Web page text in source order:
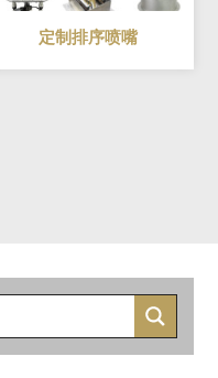
定制排序喷嘴